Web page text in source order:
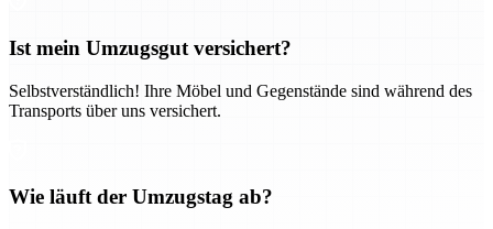
Ist mein Umzugsgut versichert?
Selbstverständlich! Ihre Möbel und Gegenstände sind während des
Transports über uns versichert.
Wie läuft der Umzugstag ab?